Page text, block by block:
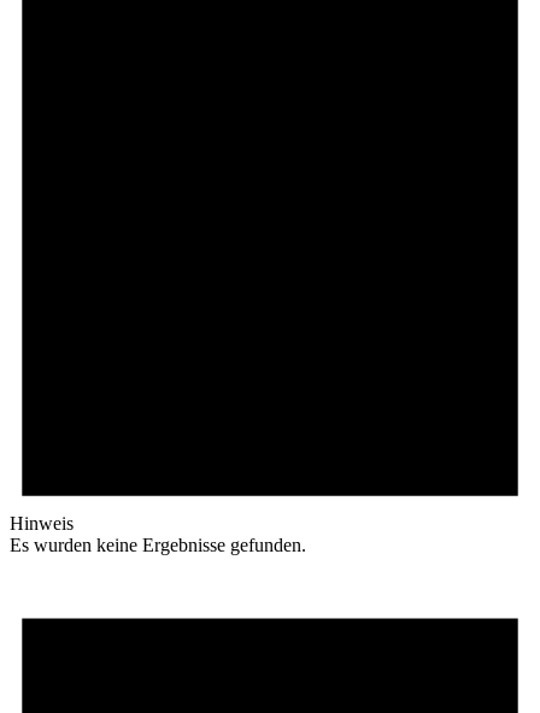
Hinweis
Es wurden keine Ergebnisse gefunden.